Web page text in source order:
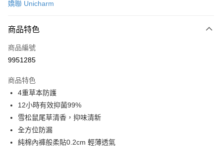
超商取貨付款
LINE Pay
街口支付
悠遊付
Google Pay
AFTEE先享後付
嬌聯 Unicharm
商品特色
商品編號
9951285
商品特色
4重草本防護
12小時有效抑菌99%
雪松鼠尾草清香，抑味清新
全方位防漏
純棉內褲般柔貼0.2cm 輕薄透氣